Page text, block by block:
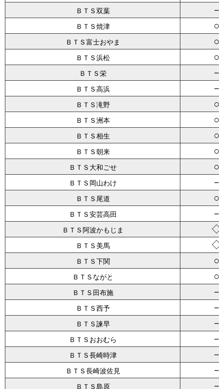
ＢＴＳ双葉
ＢＴＳ焼津 ○
ＢＴＳ富士おやま ○
ＢＴＳ浜松 ○
ＢＴＳ栄
ＢＴＳ高浜
ＢＴＳ滝野 ○
ＢＴＳ洲本 ○
ＢＴＳ相生 ○
ＢＴＳ朝来 ○
ＢＴＳ大和ごせ ○
ＢＴＳ岡山わけ
ＢＴＳ尾道 ○
ＢＴＳ安芸高田
ＢＴＳ阿波かもじま
ＢＴＳ美馬
ＢＴＳ下関 ○
ＢＴＳながと ○
ＢＴＳ田布施
ＢＴＳ西予
ＢＴＳ諫早
ＢＴＳおおむら
ＢＴＳ長崎時津
ＢＴＳ長崎波佐見
ＢＴＳ島原